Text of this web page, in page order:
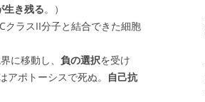
生き残る。）
クラスII分子と結合できた細胞
に移動し、 負の選択を受け
ポトーシスで死ぬ。 自己抗